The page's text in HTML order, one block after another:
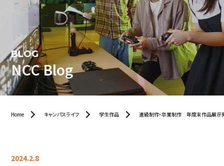
BLOG
NCC Blog
Home キャンパスライフ 学生作品 進級制作・卒業制作 年度末作品展示
2024.2.8